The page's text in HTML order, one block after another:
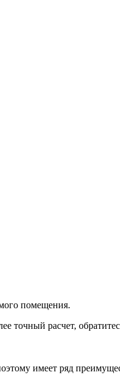
помещения.
точный расчет,
имеет ряд